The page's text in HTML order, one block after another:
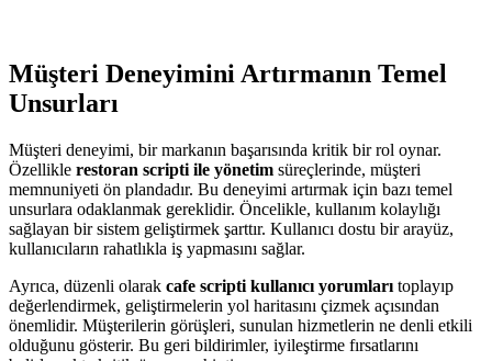
Müşteri Deneyimini Artırmanın Temel
Unsurları
Müşteri deneyimi, bir markanın başarısında kritik bir rol oynar.
Özellikle restoran scripti ile yönetim süreçlerinde, müşteri
memnuniyeti ön plandadır. Bu deneyimi artırmak için bazı temel
unsurlara odaklanmak gereklidir. Öncelikle, kullanım kolaylığı
sağlayan bir sistem geliştirmek şarttır. Kullanıcı dostu bir arayüz,
kullanıcıların rahatlıkla iş yapmasını sağlar.
Ayrıca, düzenli olarak cafe scripti kullanıcı yorumları toplayıp
değerlendirmek, geliştirmelerin yol haritasını çizmek açısından
önemlidir. Müşterilerin görüşleri, sunulan hizmetlerin ne denli etkili
olduğunu gösterir. Bu geri bildirimler, iyileştirme fırsatlarını